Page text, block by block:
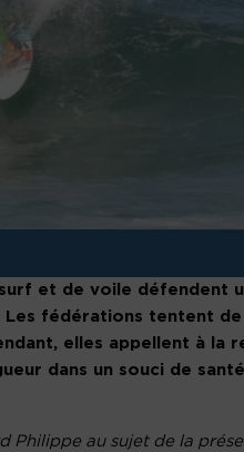
et de voile défendent
Les fédérations tentent
elles appellent à la
dans un souci de
Philippe au sujet de la